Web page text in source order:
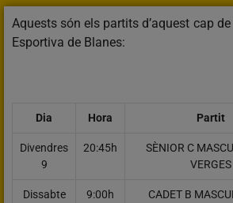
Aquests són els partits d’aquest cap
Esportiva de Blanes:
Dia Hora Partit
Divendres
9
20:45h
SÈNIOR C
VERGES
Dissabte
9:00h
CADET B